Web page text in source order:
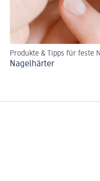
Produkte & Tipps für feste
Nagelhärter